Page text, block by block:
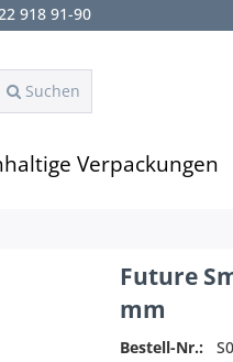
918 91-90
Suchen
Verpackungen
Future
mm
Bestell-Nr.: